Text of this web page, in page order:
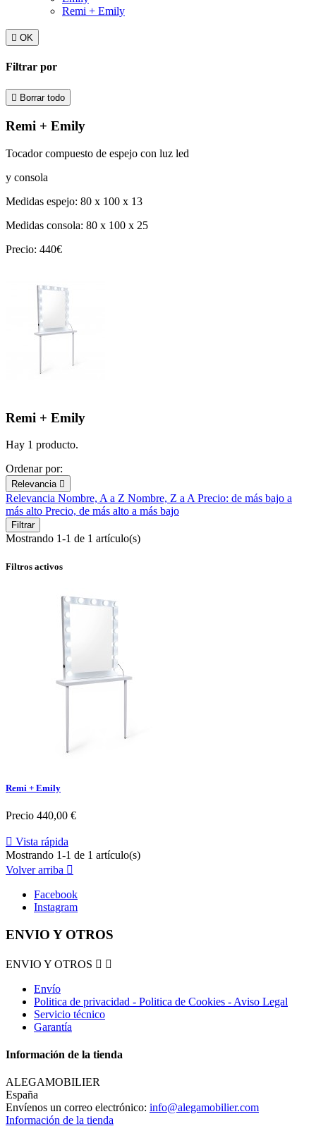
Remi + Emily
 OK
Filtrar por
 Borrar todo
Remi + Emily
Tocador compuesto de espejo con luz led
y consola
Medidas espejo: 80 x 100 x 13
Medidas consola: 80 x 100 x 25
Precio: 440€
Remi + Emily
Hay 1 producto.
Ordenar por:
Relevancia 
Relevancia Nombre, A a Z Nombre, Z a APrecio: de más bajo a
más alto Precio, de más alto a más bajo
Filtrar
Mostrando 1-1 de 1 artículo(s)
Filtros activos
Remi + Emily
Precio 440,00 €
 Vista rápida
Mostrando 1-1 de 1 artículo(s)
Volver arriba 
Facebook
Instagram
ENVIO Y OTROS
ENVIO Y OTROS  
Envío
Politica de privacidad - Politica de Cookies - Aviso Legal
Servicio técnico
Garantía
Información de la tienda
ALEGAMOBILIER
España
Envíenos un correo electrónico: info@alegamobilier.com
Información de la tienda